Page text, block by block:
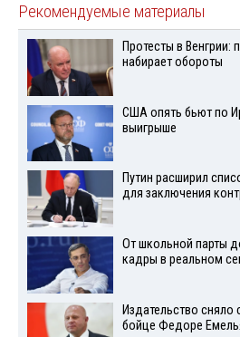
Рекомендуемые материалы
Протесты в Венгрии:
набирает обороты
США опять бьют по
выигрыше
Путин расширил
для заключения
От школьной парты
кадры в реальном
Издательство сняло
бойце Федоре